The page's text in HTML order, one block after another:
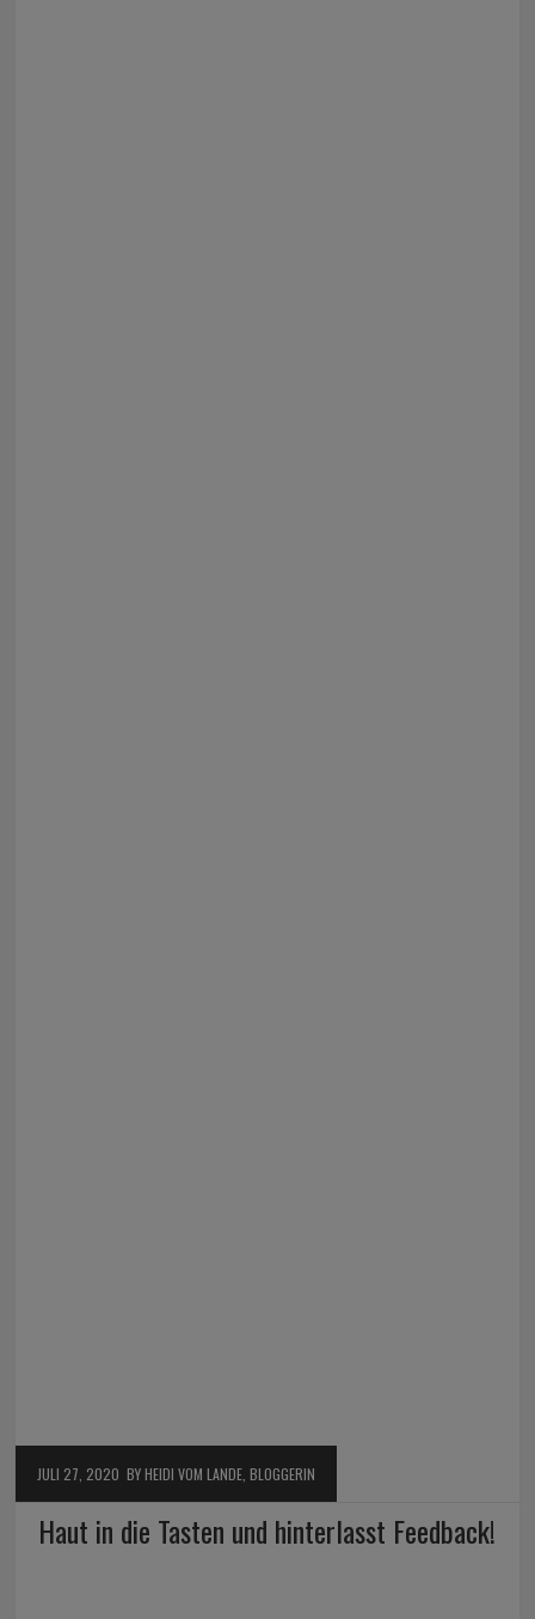
JULI 27, 2020 BY HEIDI VOM LANDE, BLOGGERIN
Haut in die Tasten und hinterlasst Feedback!